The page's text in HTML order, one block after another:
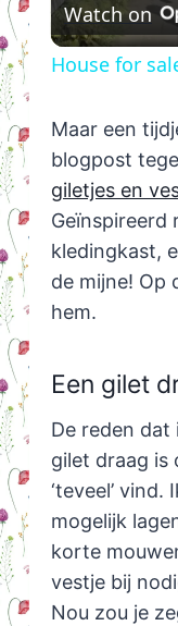
Watch on
House for
Maar een
blogpost
giletjes en
Geïnspireerd
kledingkast,
de mijne! Op
hem.
Een gilet
De reden dat
gilet draag is
‘teveel’
mogelijk
korte
vestje bij
Nou zou je